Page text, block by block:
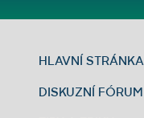
HLAVNÍ STRÁNKA
DISKUZNÍ FÓRUM